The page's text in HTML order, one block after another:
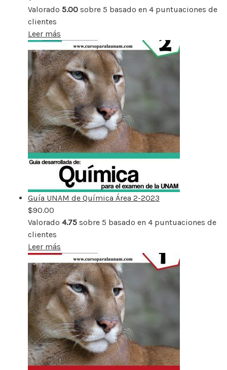
Valorado 5.00 sobre 5 basado en 4 puntuaciones de
clientes
Leer más
Guía UNAM de Química Área 2-2023
$90.00
Valorado 4.75 sobre 5 basado en 4 puntuaciones de
clientes
Leer más